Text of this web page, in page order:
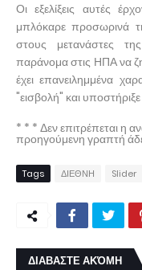
Οι εξελίξεις αυτές
μπλόκαρε προσωρινά
στους μετανάστες
παράνομα στις ΗΠΑ να
έχει επανειλημμένα
"εισβολή" και
* * * Δεν επιτρέπεται η
προηγούμενη γραπτή
Tags ΔΙΕΘΝΗ Slider
ΔΙΑΒΑΣΤΕ ΑΚΌΜΗ